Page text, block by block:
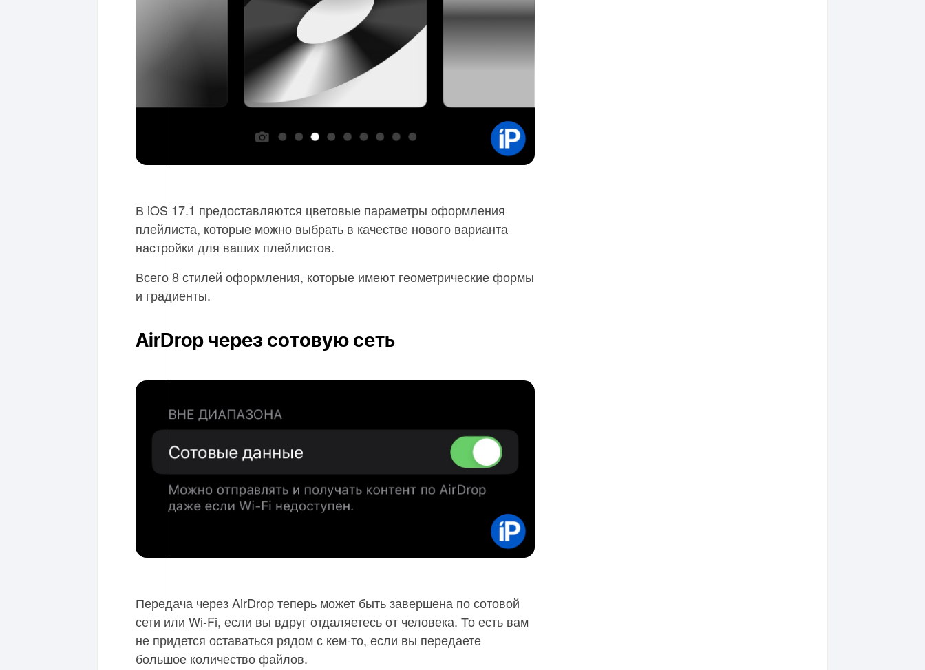
В iOS 17.1 предоставляются цветовые параметры оформления
плейлиста, которые можно выбрать в качестве нового варианта
настройки для ваших плейлистов.
Всего 8 стилей оформления, которые имеют геометрические формы
и градиенты.
AirDrop через сотовую сеть
Передача через AirDrop теперь может быть завершена по сотовой
сети или Wi-Fi, если вы вдруг отдаляетесь от человека. То есть вам
не придется оставаться рядом с кем-то, если вы передаете
большое количество файлов.